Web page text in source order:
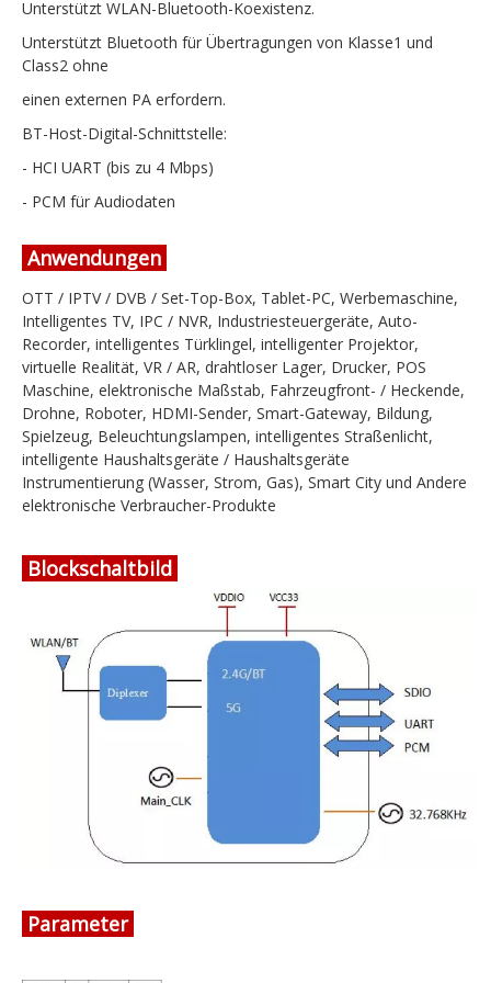
Unterstützt WLAN-Bluetooth-Koexistenz.
Unterstützt Bluetooth für Übertragungen von Klasse1 und
Class2 ohne
einen externen PA erfordern.
BT-Host-Digital-Schnittstelle:
- HCI UART (bis zu 4 Mbps)
- PCM für Audiodaten
Anwendungen
OTT / IPTV / DVB / Set-Top-Box, Tablet-PC, Werbemaschine,
Intelligentes TV, IPC / NVR, Industriesteuergeräte, Auto-
Recorder, intelligentes Türklingel, intelligenter Projektor,
virtuelle Realität, VR / AR, drahtloser Lager, Drucker, POS
Maschine, elektronische Maßstab, Fahrzeugfront- / Heckende,
Drohne, Roboter, HDMI-Sender, Smart-Gateway, Bildung,
Spielzeug, Beleuchtungslampen, intelligentes Straßenlicht,
intelligente Haushaltsgeräte / Haushaltsgeräte
Instrumentierung (Wasser, Strom, Gas), Smart City und Andere
elektronische Verbraucher-Produkte
Blockschaltbild
Parameter